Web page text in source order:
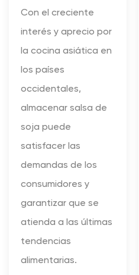
Con el creciente
interés y aprecio por
la cocina asiática en
los países
occidentales,
almacenar salsa de
soja puede
satisfacer las
demandas de los
consumidores y
garantizar que se
atienda a las últimas
tendencias
alimentarias.